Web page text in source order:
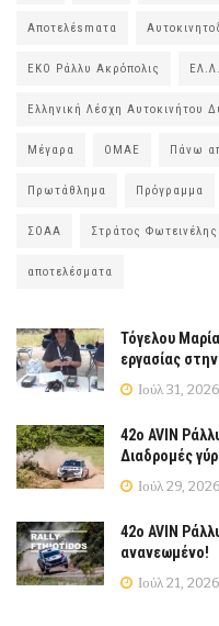
Αποτελέsmατα
ΕΚΟ Ράλλυ Ακρόπολις
Ελληνική Λέσχη Αυτοκινήτου
Μέγαρα ΟΜΑΕ Πάνω
Πρωτάθλημα Πρόγραμμα
ΣΟΑΑ Στράτος Φωτεινέλης
αποτελέσματα
Τόγελου
εργασίας
Ιούλ 31, 2026
42ο AVIN
Διαδρομές
Ιούλ 29, 2026
42ο AVIN
ανανεωμένο!
Ιούλ 21, 2026